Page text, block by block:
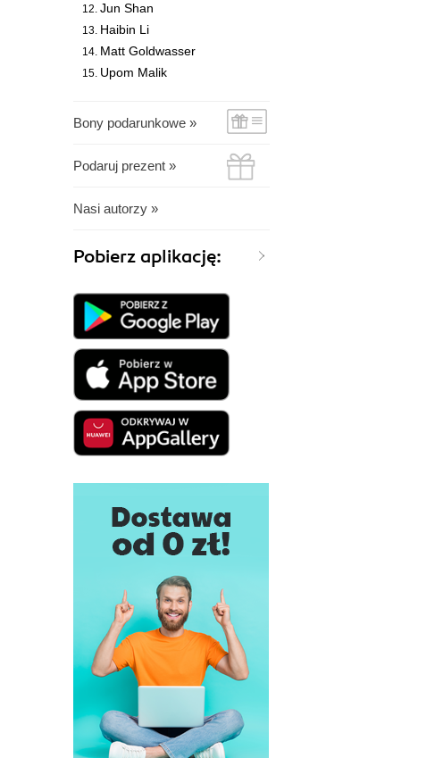
Jun Shan
Haibin Li
Matt Goldwasser
Upom Malik
Bony podarunkowe »
Podaruj prezent »
Nasi autorzy »
Pobierz aplikację: